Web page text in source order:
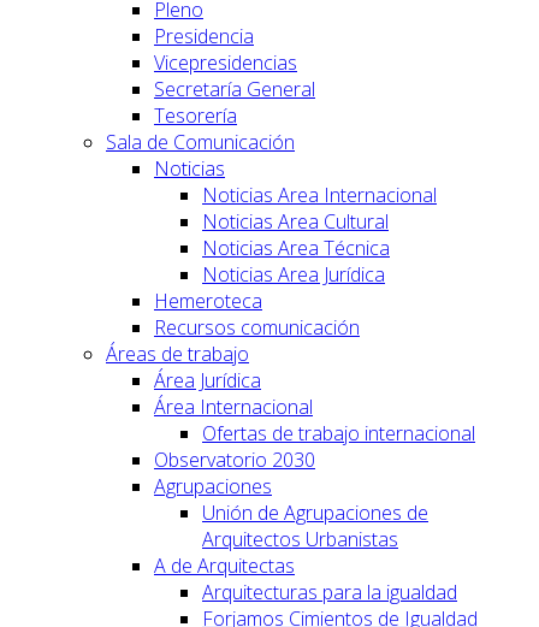
Pleno
Presidencia
Vicepresidencias
Secretaría General
Tesorería
Sala de Comunicación
Noticias
Noticias Area Internacional
Noticias Area Cultural
Noticias Area Técnica
Noticias Area Jurídica
Hemeroteca
Recursos comunicación
Áreas de trabajo
Área Jurídica
Área Internacional
Ofertas de trabajo internacional
Observatorio 2030
Agrupaciones
Unión de Agrupaciones de
Arquitectos Urbanistas
A de Arquitectas
Arquitecturas para la igualdad
Forjamos Cimientos de Igualdad